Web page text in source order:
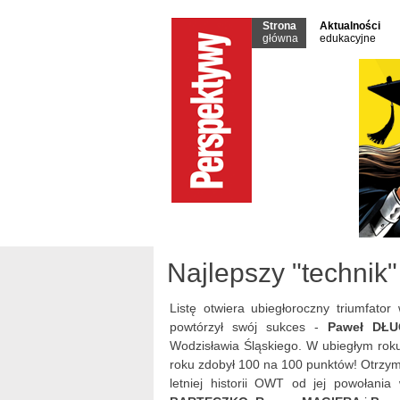
Strona
główna
Aktualności
edukacyjne
Najlepszy
Listę otwiera ubiegłoroczny
powtórzył swój sukces - Paweł
Wodzisławia Śląskiego. W ubiegłym
roku zdobył 100 na 100 punktów!
letniej historii OWT od jej